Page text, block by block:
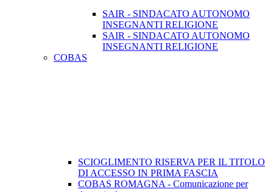
SAIR - SINDACATO AUTONOMO
INSEGNANTI RELIGIONE
SAIR - SINDACATO AUTONOMO
INSEGNANTI RELIGIONE
COBAS
SCIOGLIMENTO RISERVA PER IL TITOLO
DI ACCESSO IN PRIMA FASCIA
COBAS ROMAGNA - Comunicazione per